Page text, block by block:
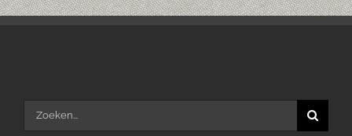
Zoeken